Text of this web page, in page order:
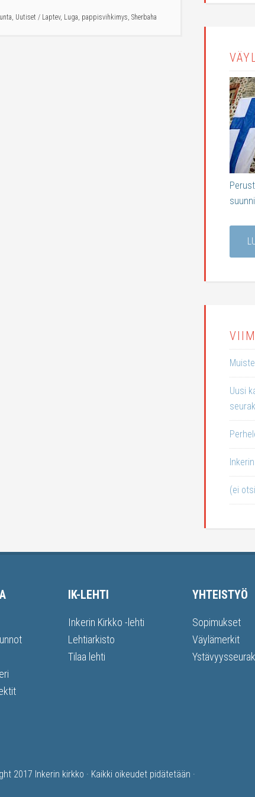
, Uutiset / Laptev, Luga, pappisvihkimys, Sherbaha
Uusi
(ei
IK-LEHTI
Inkerin Kirkko -lehti
Lehtiarkisto
Tilaa lehti
YHTEISTYÖ
Sopimukset
Väylämerkit
2017 Inkerin kirkko · Kaikki oikeudet pidätetään ·